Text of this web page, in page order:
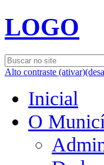
LOGO
Alto contraste (ativar)
Inicial
O